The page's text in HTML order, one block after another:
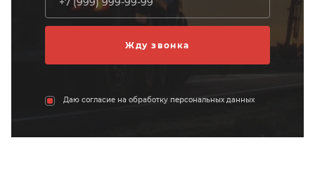
Даю согласие на обработку персональных данных